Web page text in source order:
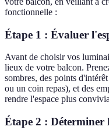
fonctionnelle :
Étape 1 : Évaluer
Avant de choisir vos
lieux de votre balcon.
sombres, des points
ou un coin repas), et des
rendre l'espace plus
Étape 2 : Déterminer